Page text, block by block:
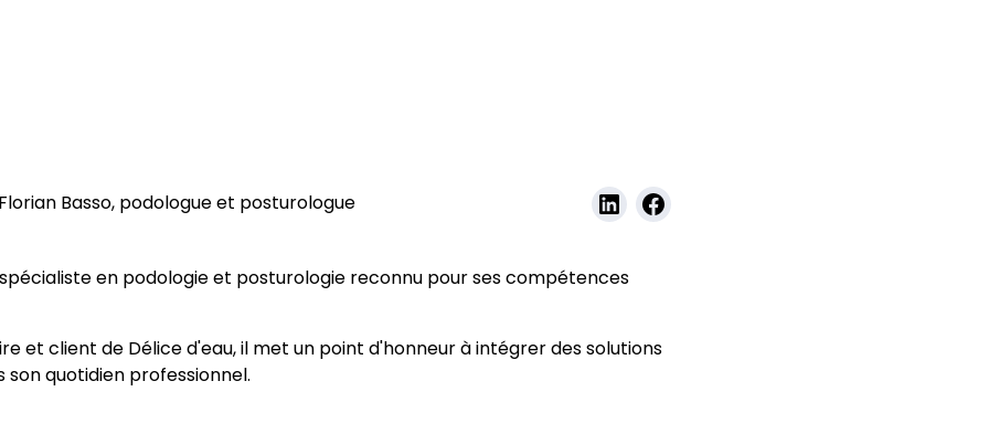
Basso, podologue et posturologue
spécialiste en podologie et posturologie reconnu pour ses compétences
et client de Délice d'eau, il met un point d'honneur à intégrer des solutions
son quotidien professionnel.